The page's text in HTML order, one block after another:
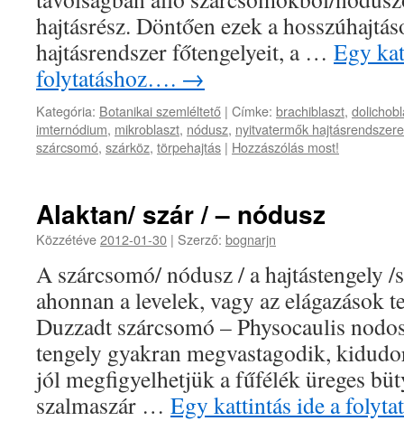
hajtásrész. Döntően ezek a
hajtásrendszer főtengelyeit, a … Egy
folytatáshoz…. →
Kategória: Botanikai szemléltető | Címke: brachiblaszt,
imternódium, mikroblaszt, nódusz, nyitvatermők hajtásrendszere
szárcsomó, szárköz, törpehajtás | Hozzászólás most!
Alaktan/ szár / – nódusz
Közzétéve2012-01-30 | Szerző: bognarjn
A szárcsomó/ nódusz / a hajtástengely /
ahonnan a levelek, vagy az elágazások
Duzzadt szárcsomó – Physocaulis
tengely gyakran megvastagodik,
jól megfigyelhetjük a fűfélék üreges
szalmaszár … Egy kattintás ide a